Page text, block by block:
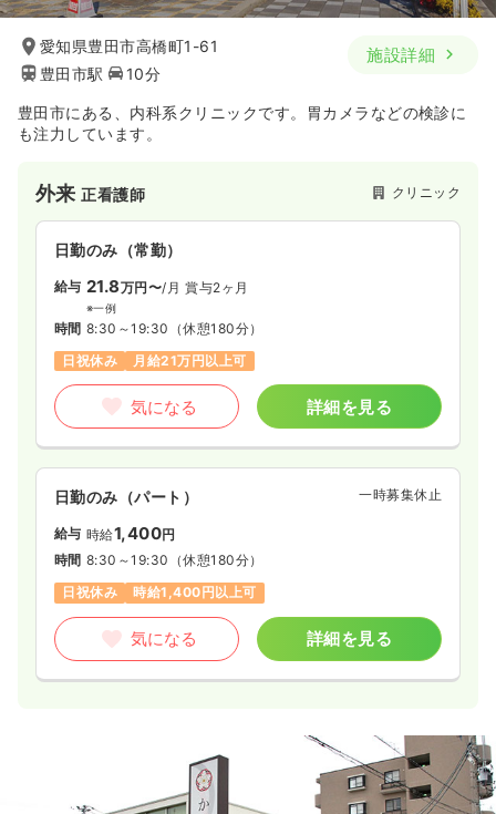
愛知県豊田市高橋町1-61
豊田市駅
10分
施設詳細
豊田市にある、内科系クリニックです。胃カメラなどの検診に
も注力しています。
外来正看護師 クリニック
日勤のみ（常勤）
給与 21.8万円〜/月 賞与2ヶ月
※一例
時間 8:30～19:30 （休憩180分）
日祝休み
月給21万円以上可
気になる 詳細を見る
日勤のみ（パート） 一時募集休止
給与 時給1,400円
時間 8:30～19:30 （休憩180分）
日祝休み
時給1,400円以上可
気になる 詳細を見る